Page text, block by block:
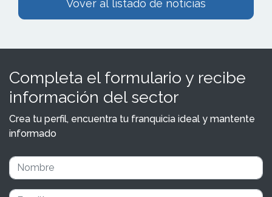
Vover al listado de noticias
Completa el formulario y recibe
información del sector
Crea tu perfil, encuentra tu franquicia ideal y mantente
informado